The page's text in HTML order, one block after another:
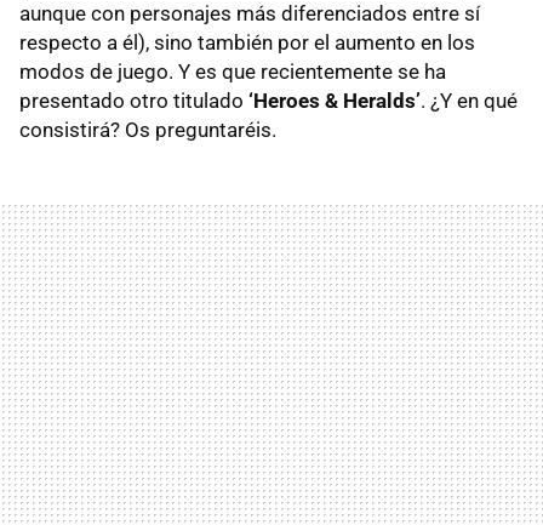
aunque con personajes más diferenciados entre sí
respecto a él), sino también por el aumento en los
modos de juego. Y es que recientemente se ha
presentado otro titulado ‘Heroes & Heralds’. ¿Y en qué
consistirá? Os preguntaréis.